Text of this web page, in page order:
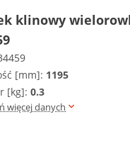
klinowy
[mm]: 1195
[kg]: 0.3
więcej danych